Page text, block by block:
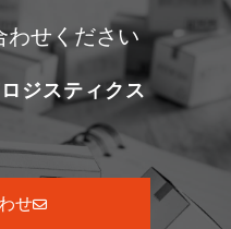
わせください
ジスティクス
せ